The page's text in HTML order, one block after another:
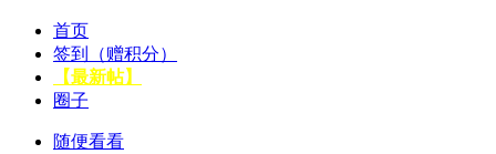
首页
签到（赠积分）
【最新帖】
圈子
随便看看